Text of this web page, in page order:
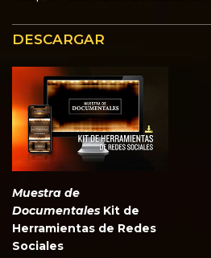
DESCARGAR
Muestra de
Documentales Kit de
Herramientas de Redes
Sociales